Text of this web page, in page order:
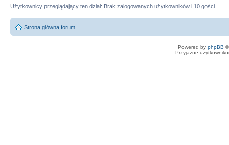
Użytkownicy przeglądający ten dział: Brak zalogowanych użytkowników i 10 gości
Strona główna forum
Powered by phpBB
Przyjazne